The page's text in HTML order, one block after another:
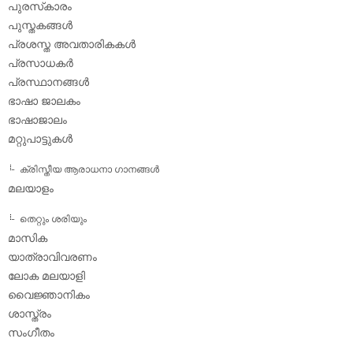
പുരസ്‌കാരം
പുസ്തകങ്ങള്‍
പ്രശസ്ത അവതാരികകള്‍
പ്രസാധകര്‍
പ്രസ്ഥാനങ്ങള്‍
ഭാഷാ ജാലകം
ഭാഷാജാലം
മറ്റുപാട്ടുകള്‍
ക്രിസ്തീയ ആരാധനാ ഗാനങ്ങള്‍
മലയാളം
തെറ്റും ശരിയും
മാസിക
യാത്രാവിവരണം
ലോക മലയാളി
വൈജ്ഞാനികം
ശാസ്ത്രം
സംഗീതം